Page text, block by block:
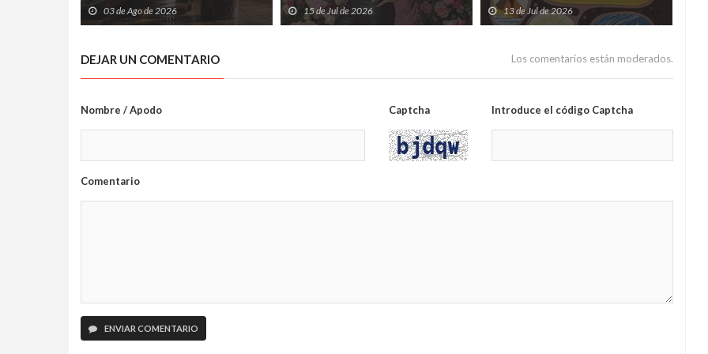
producciones de Laboral
Cinemateca suman nuevos premios
03 de Ago de 2026
Ería tras las dudas lanzadas desde
el Ayuntamiento
15 de Jul de 2026
subsuelo
13 de Jul de 2026
DEJAR UN COMENTARIO Los comentarios están moderados.
Nombre / Apodo Captcha Introduce el código Captcha
Comentario
ENVIAR COMENTARIO